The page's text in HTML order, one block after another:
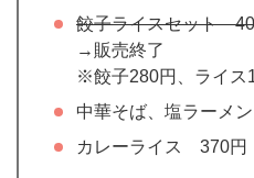
餃子ライスセット
→販売終了
※餃子280円、ライス
中華そば、塩ラーメ
カレーライス 370円